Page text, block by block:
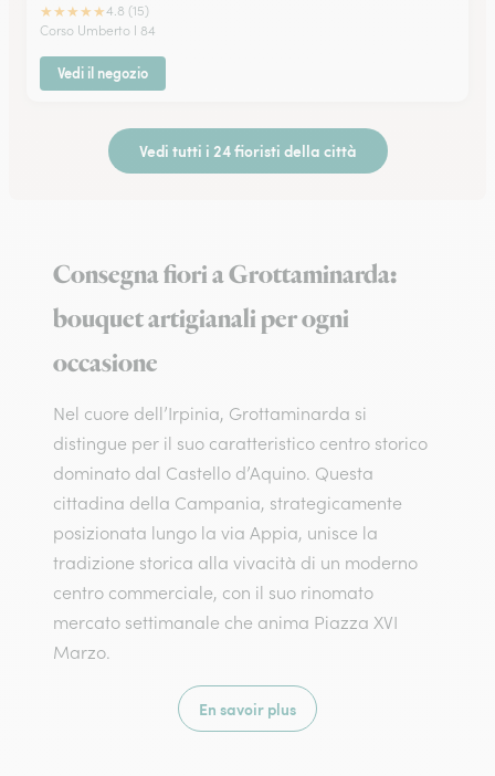
★★★★★4.8 (15)
Corso Umberto I 84
Vedi il negozio
Vedi tutti i 24 fioristi della città
Consegna fiori a Grottaminarda:
bouquet artigianali per ogni
occasione
Nel cuore dell’Irpinia, Grottaminarda si
distingue per il suo caratteristico centro storico
dominato dal Castello d’Aquino. Questa
cittadina della Campania, strategicamente
posizionata lungo la via Appia, unisce la
tradizione storica alla vivacità di un moderno
centro commerciale, con il suo rinomato
mercato settimanale che anima Piazza XVI
Marzo.
En savoir plus